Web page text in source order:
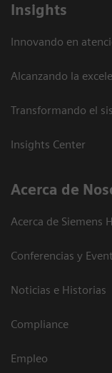
Insights
Innovando en
Alcanzando la
Transformando el
Insights Center
Acerca de
Acerca de Siemens
Conferencias y
Noticias e Historias
Compliance
Empleo